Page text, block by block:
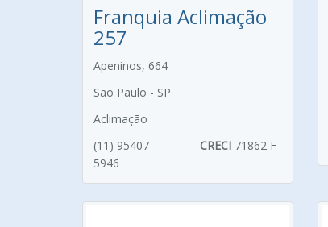
Franquia Aclimação
257
Apeninos, 664
São Paulo - SP
Aclimação
(11) 95407-
5946
CRECI 71862 F